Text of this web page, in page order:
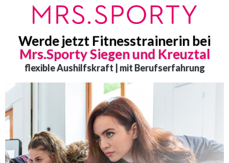
Werde jetzt Fitnesstrainerin bei
Mrs.Sporty Siegen und Kreuztal
flexible Aushilfskraft | mit Berufserfahrung